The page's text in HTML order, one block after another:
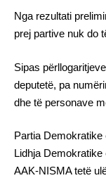
Nga rezultati
prej partive nuk do
Sipas
deputetë, pa
dhe të personave
Partia Demokratike
Lidhja
AAK-NISMA tetë